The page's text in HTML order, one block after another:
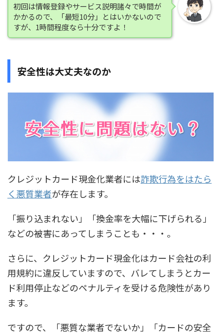
初回は情報登録やサービス説明諸々で時間が
かかるので、「最短10分」とはいかないので
すが、1時間程度なら十分ですよ！
安全性は大丈夫なのか
クレジットカード現金化業者には詐欺行為をはたら
く悪質業者が存在します。
「振り込まれない」「換金率を大幅に下げられる」
などの被害にあってしまうことも・・・。
さらに、クレジットカード現金化はカード会社の利
用規約に違反していますので、バレてしまうとカー
ド利用停止などのペナルティを受ける危険性があり
ます。
ですので、「悪質な業者でないか」「カードの安全